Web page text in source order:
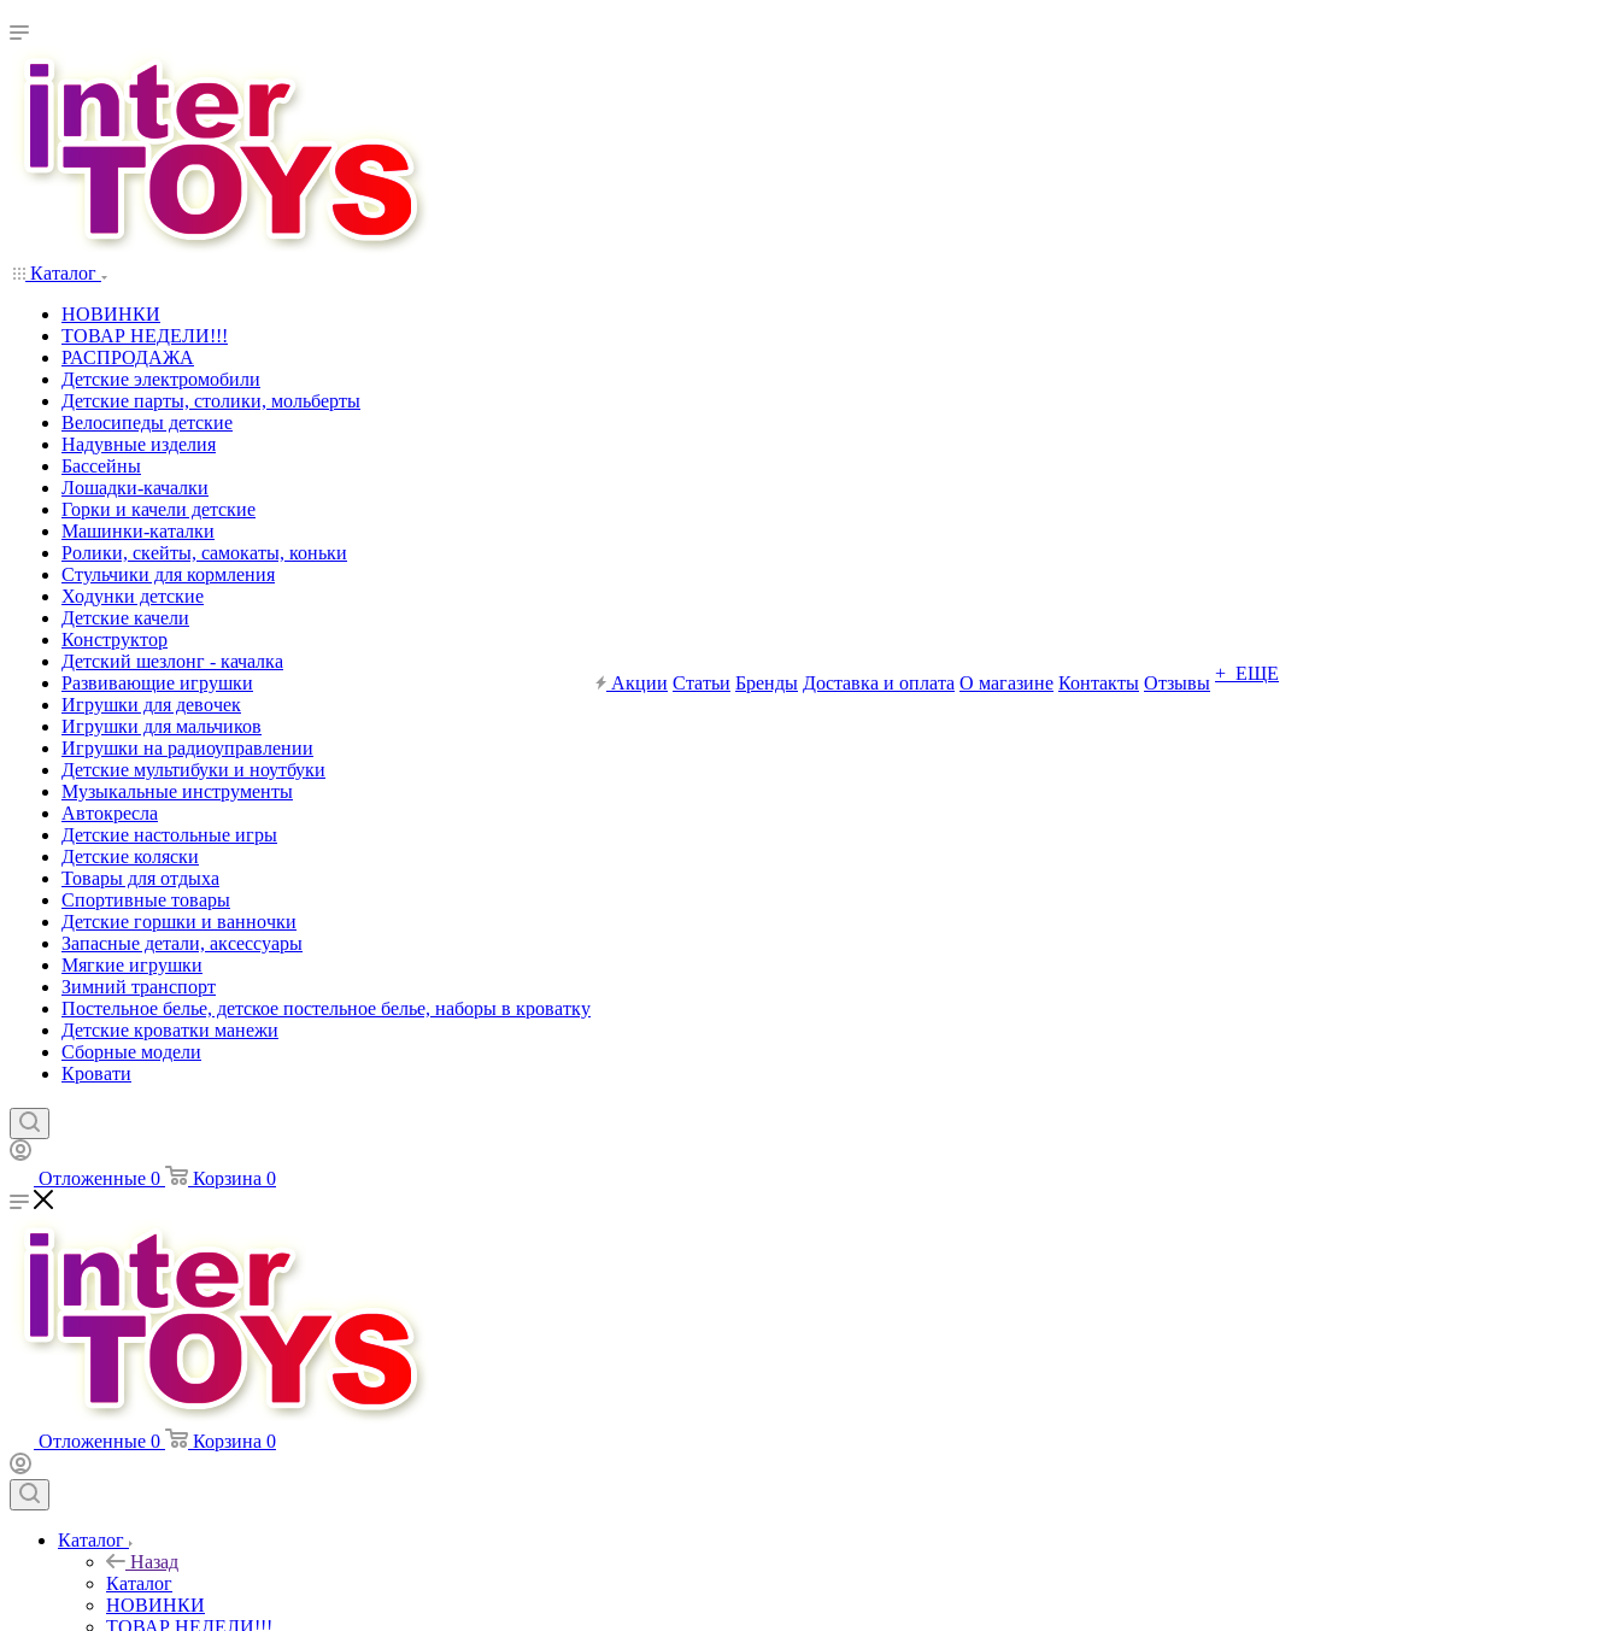
Каталог
НОВИНКИ
ТОВАР НЕДЕЛИ!!!
РАСПРОДАЖА
Детские электромобили
Детские парты, столики, мольберты
Велосипеды детские
Надувные изделия
Бассейны
Лошадки-качалки
Горки и качели детские
Машинки-каталки
Ролики, скейты, самокаты, коньки
Стульчики для кормления
Ходунки детские
Детские качели
Конструктор
Детский шезлонг - качалка
Развивающие игрушки
Игрушки для девочек
Игрушки для мальчиков
Игрушки на радиоуправлении
Детские мультибуки и ноутбуки
Музыкальные инструменты
Автокресла
Детские настольные игры
Детские коляски
Товары для отдыха
Спортивные товары
Детские горшки и ванночки
Запасные детали, аксессуары
Мягкие игрушки
Зимний транспорт
Постельное белье, детское постельное белье, наборы в кроватку
Детские кроватки манежи
Сборные модели
Кровати
Акции Статьи Бренды Доставка и оплата О магазине Контакты Отзывы + ЕЩЕ
Отложенные 0 Корзина 0
Отложенные 0 Корзина 0
Каталог
Назад
Каталог
НОВИНКИ
ТОВАР НЕДЕЛИ!!!